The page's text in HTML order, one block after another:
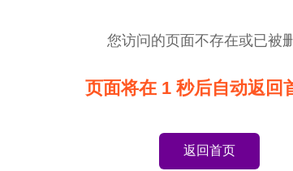
您访问的页面不存在或已被
页面将在 1 秒后自动返回
返回首页